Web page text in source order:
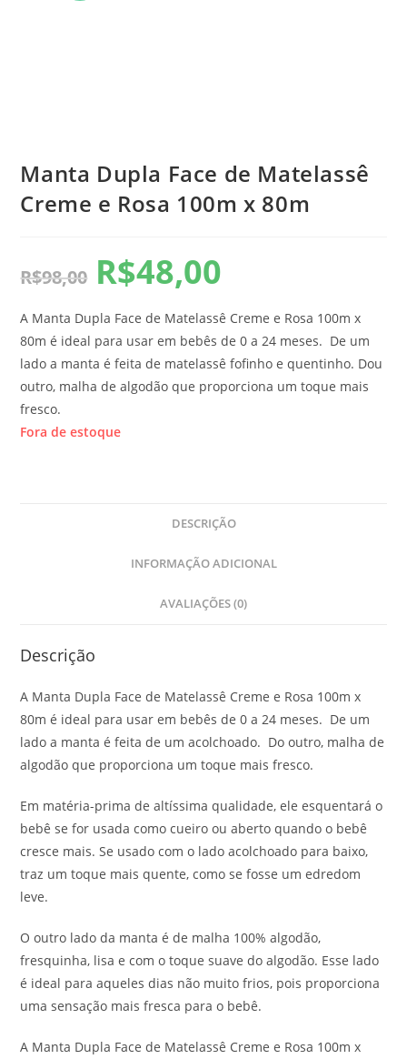
Manta Dupla Face de Matelassê
Creme e Rosa 100m x 80m
R$98,00 R$48,00
A Manta Dupla Face de Matelassê Creme e Rosa 100m x
80m é ideal para usar em bebês de 0 a 24 meses. De um
lado a manta é feita de matelassê fofinho e quentinho. Dou
outro, malha de algodão que proporciona um toque mais
fresco.
Fora de estoque
DESCRIÇÃO
INFORMAÇÃO ADICIONAL
AVALIAÇÕES (0)
Descrição
A Manta Dupla Face de Matelassê Creme e Rosa 100m x
80m é ideal para usar em bebês de 0 a 24 meses. De um
lado a manta é feita de um acolchoado. Do outro, malha de
algodão que proporciona um toque mais fresco.
Em matéria-prima de altíssima qualidade, ele esquentará o
bebê se for usada como cueiro ou aberto quando o bebê
cresce mais. Se usado com o lado acolchoado para baixo,
traz um toque mais quente, como se fosse um edredom
leve.
O outro lado da manta é de malha 100% algodão,
fresquinha, lisa e com o toque suave do algodão. Esse lado
é ideal para aqueles dias não muito frios, pois proporciona
uma sensação mais fresca para o bebê.
A Manta Dupla Face de Matelassê Creme e Rosa 100m x